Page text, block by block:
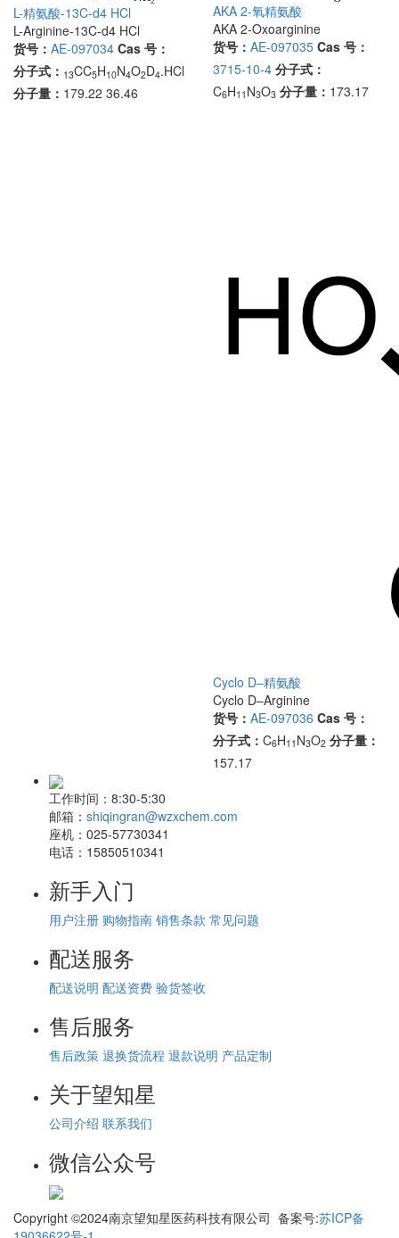
L-精氨酸-13C-d4 HCl
L-Arginine-13C-d4 HCl
货号： AE-097034 Cas 号：
分子式： 13CC5H10N4O2D4.HCl
分子量： 179.22 36.46
AKA 2-氧精氨酸
AKA 2-Oxoarginine
货号： AE-097035 Cas 号：
3715-10-4 分子式：
C6H11 N3O3 分子量： 173.17
Cyclo D–精氨酸
Cyclo D–Arginine
货号： AE-097036 Cas 号：
分子式： C6H11 N3O2 分子量：
157.17
工作时间： 8:30-5:30
邮箱： shiqingran@wzxchem.com
座机： 025-57730341
电话： 15850510341
新手入门
用户注册 购物指南 销售条款 常见问题
配送服务
配送说明 配送资费 验货签收
售后服务
售后政策 退换货流程 退款说明 产品定制
关于望知星
公司介绍 联系我们
微信公众号
Copyright ©2024南京望知星医药科技有限公司 备案号:苏ICP备